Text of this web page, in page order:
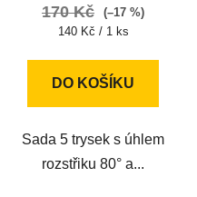
170 Kč
(–17 %)
Měrná
140 Kč / 1 ks
DO KOŠÍKU
Sada 5 trysek s úhlem
rozstřiku 80° a...